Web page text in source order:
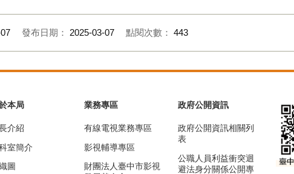
發布日期： 2025-03-07 點閱次數： 443
本局
介紹
室簡介
圖
業務專區
有線電視業務專區
影視輔導專區
財團法人臺中市影視
政府公開資訊
政府公開資訊相關列
表
公職人員利益衝突迴
避法身分關係公開專